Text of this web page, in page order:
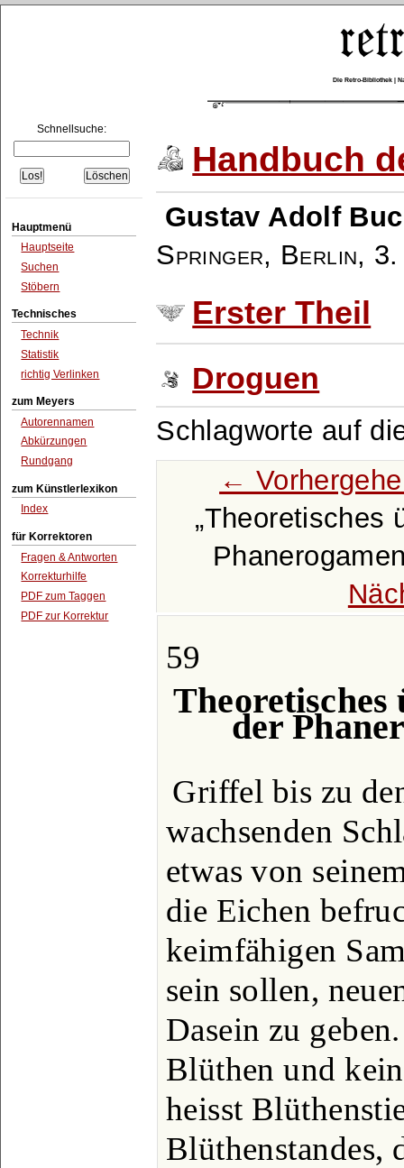
Die Retro-Bibliothek |
Schnellsuche:
Hauptmenü
Hauptseite
Suchen
Stöbern
Technisches
Technik
Statistik
richtig Verlinken
zum Meyers
Autorennamen
Abkürzungen
Rundgang
zum Künstlerlexikon
Index
für Korrektoren
Fragen & Antworten
Korrekturhilfe
PDF zum Taggen
PDF zur Korrektur
Handbuch
Gustav Adolf
Springer, Berlin,
Erster Theil
Droguen
Schlagworte auf
←
Theoretisches
59
der
Griffel bis zu
wachsenden
etwas von
die Eichen
keimfähigen
sein sollen,
Dasein zu
Blüthen und
heisst
Blüthenstandes,